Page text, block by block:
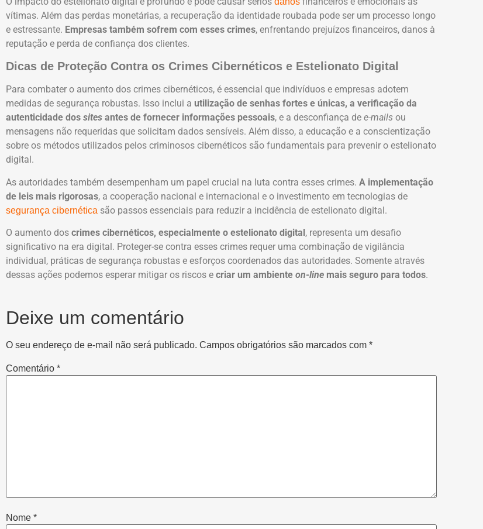
vítimas. Além das perdas monetárias, a recuperação da identidade roubada pode ser um processo longo
e estressante. Empresas também sofrem com esses crimes, enfrentando prejuízos financeiros, danos à
reputação e perda de confiança dos clientes.
Dicas de Proteção Contra os Crimes Cibernéticos e Estelionato Digital
Para combater o aumento dos crimes cibernéticos, é essencial que indivíduos e empresas adotem
medidas de segurança robustas. Isso inclui a utilização de senhas fortes e únicas, a verificação da
autenticidade dos sites antes de fornecer informações pessoais, e a desconfiança de e-mails ou
mensagens não requeridas que solicitam dados sensíveis. Além disso, a educação e a conscientização
sobre os métodos utilizados pelos criminosos cibernéticos são fundamentais para prevenir o estelionato
digital.
As autoridades também desempenham um papel crucial na luta contra esses crimes. A implementação
de leis mais rigorosas, a cooperação nacional e internacional e o investimento em tecnologias de
segurança cibernética são passos essenciais para reduzir a incidência de estelionato digital.
O aumento dos crimes cibernéticos, especialmente o estelionato digital, representa um desafio
significativo na era digital. Proteger-se contra esses crimes requer uma combinação de vigilância
individual, práticas de segurança robustas e esforços coordenados das autoridades. Somente através
dessas ações podemos esperar mitigar os riscos e criar um ambiente on-line mais seguro para todos.
Deixe um comentário
O seu endereço de e-mail não será publicado. Campos obrigatórios são marcados com *
Comentário *
Nome *